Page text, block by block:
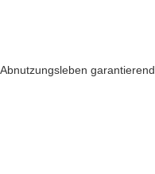
garantierend.